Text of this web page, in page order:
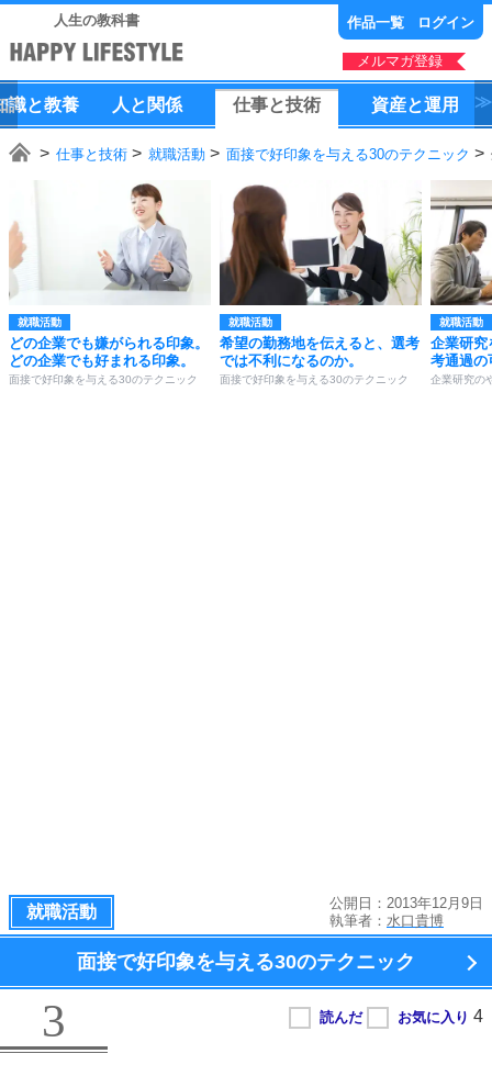
人生の教科書 作品一覧 ログイン
メルマガ登録
識と教養 人 と 関係 仕事と技術 資産と運用
仕事と技術 就職活動 面接で好印象を与える30のテクニック
就職活動
どの企業でも嫌がられる印象。
どの企業でも好まれる印象。
面接で好印象を与える30のテクニック
就職活動
希望の勤務地を伝えると、選考
では不利になるのか。
面接で好印象を与える30のテクニック
就職活動
企業研究
考通過の
企業研究の
就職活動
公開日：2013年12月9日
執筆者： 水口貴博
面接で好印象を与える30のテクニック
3